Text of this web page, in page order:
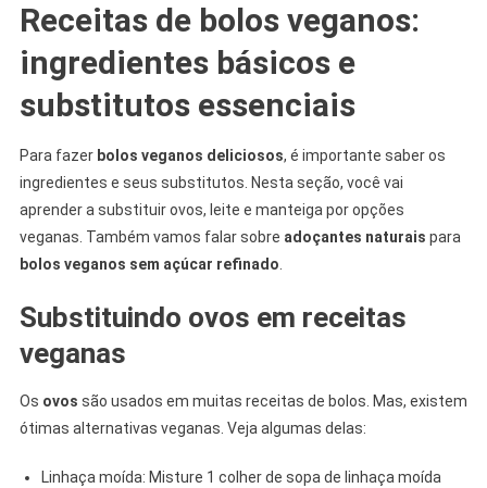
Receitas de bolos veganos:
ingredientes básicos e
substitutos essenciais
Para fazer bolos veganos deliciosos, é importante saber os
ingredientes e seus substitutos. Nesta seção, você vai
aprender a substituir ovos, leite e manteiga por opções
veganas. Também vamos falar sobre adoçantes naturais para
bolos veganos sem açúcar refinado.
Substituindo ovos em receitas
veganas
Os ovos são usados em muitas receitas de bolos. Mas, existem
ótimas alternativas veganas. Veja algumas delas:
Linhaça moída: Misture 1 colher de sopa de linhaça moída